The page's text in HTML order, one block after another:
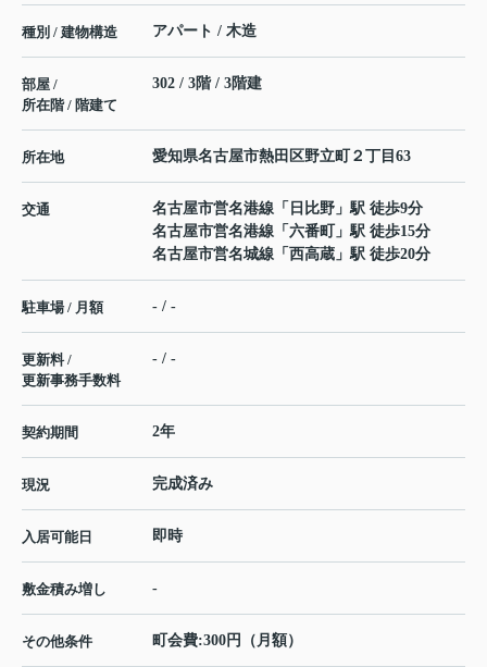
種別 / 建物構造 アパート / 木造
部屋 /
所在階 / 階建て
302 / 3階 / 3階建
所在地 愛知県名古屋市熱田区野立町 ２丁目63
交通 名古屋市営名港線 「 日比野 」駅 徒歩9分
名古屋市営名港線 「 六番町
」駅 徒歩15分
名古屋市営名城線 「 西高蔵 」駅 徒歩20分
駐車場 / 月額 - / -
更新料 /
更新事務手数料
- / -
契約期間 2年
現況 完成済み
入居可能日 即時
敷金積み増し -
その他条件 町会費:300円（月額）